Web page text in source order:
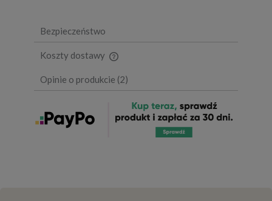
Bezpieczeństwo
Koszty dostawy
Cena nie zawiera ewentualnych kosztów płatności
Opinie o produkcie (2)